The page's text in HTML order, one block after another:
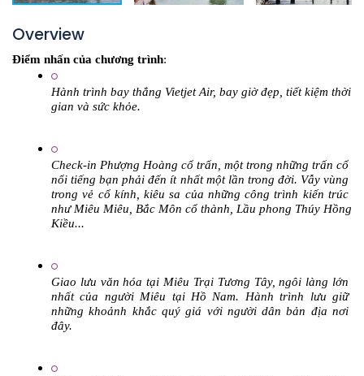
Overview
Điểm nhấn của chương trình:
Hành trình bay thẳng Vietjet Air, bay giờ đẹp, tiết kiệm thời
gian và sức khỏe.
Check-in Phượng Hoàng cổ trấn, một trong những trấn cổ
nổi tiếng bạn phải đến ít nhất một lần trong đời. Vẫy vùng
trong vẻ cổ kính, kiêu sa của những công trình kiến trúc
như Miêu Miêu, Bắc Môn cổ thành, Lầu phong Thúy Hồng
Kiều...
Giao lưu văn hóa tại Miêu Trại Tương Tây, ngôi làng lớn
nhất của người Miêu tại Hồ Nam. Hành trình lưu giữ
những khoảnh khắc quý giá với người dân bản địa nơi
đây.